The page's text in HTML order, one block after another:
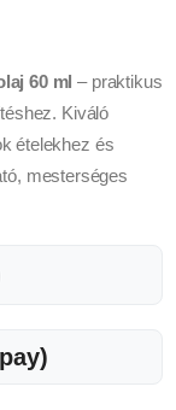
60 ml – praktikus
Kiváló
ételekhez és
mesterséges